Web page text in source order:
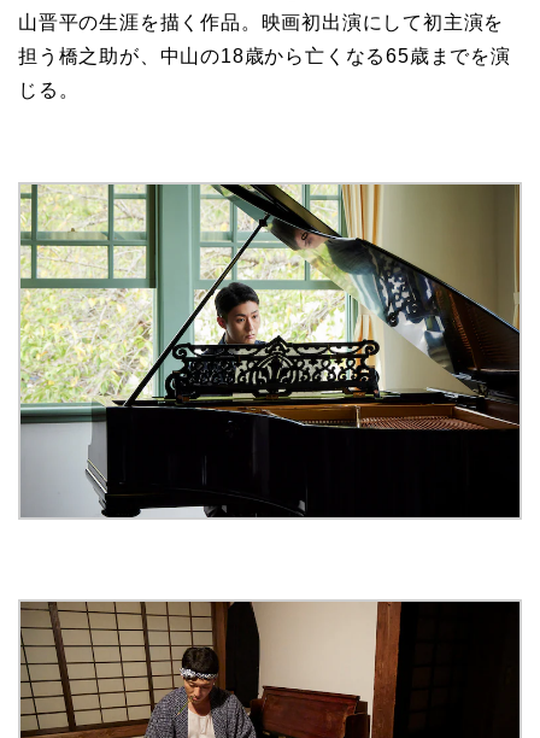
山晋平の生涯を描く作品。映画初出演にして初主演を
担う橋之助が、中山の18歳から亡くなる65歳までを演
じる。